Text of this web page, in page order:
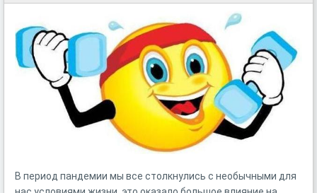
В период пандемии мы все столкнулись с необычными для